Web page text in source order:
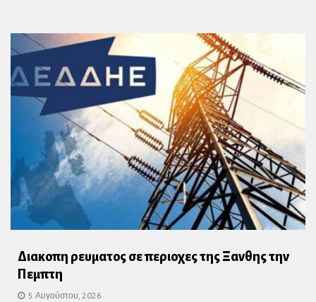
Διακοπη ρευματος σε περιοχες της Ξανθης την
Πεμπτη
5 Αυγούστου, 2026